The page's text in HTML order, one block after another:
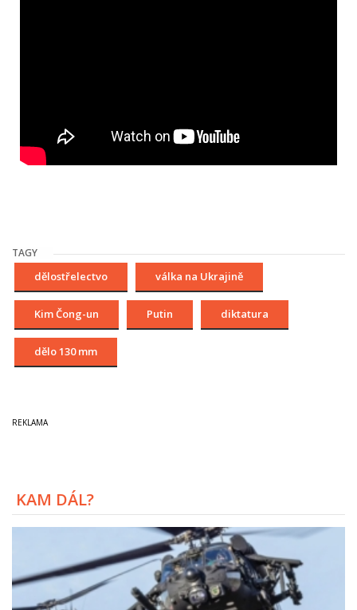
TAGY
dělostřelectvo válka na Ukrajině
Kim Čong-un Putin diktatura
dělo 130 mm
KAM DÁL?